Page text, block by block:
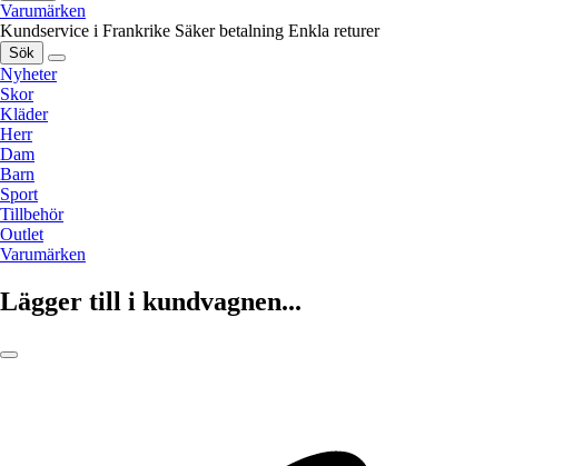
Varumärken
Kundservice i Frankrike Säker betalning Enkla returer
Sök
Nyheter
Skor
Kläder
Herr
Dam
Barn
Sport
Tillbehör
Outlet
Varumärken
Lägger till i kundvagnen...